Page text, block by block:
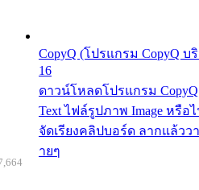
CopyQ (โปรแกรม CopyQ
16
ดาวน์โหลดโปรแกรม
Text ไฟล์รูปภาพ Image หรื
จัดเรียงคลิปบอร์ด ลากแล้วว
ายๆ